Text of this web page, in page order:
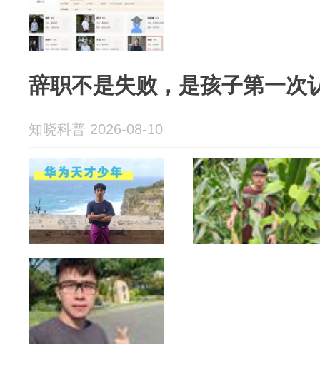
辞职不是失败，是孩子第一次
知晓科普 2026-08-10